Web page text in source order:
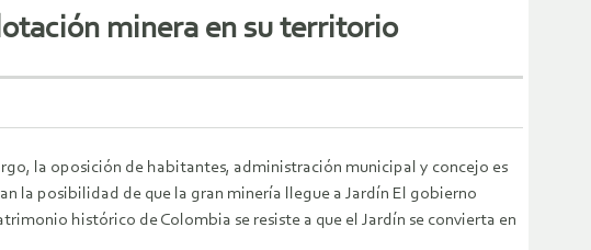
minera en su territorio
la oposición de habitantes, administración municipal y concejo es
la posibilidad de que la gran minería llegue a Jardín El gobierno
histórico de Colombia se resiste a que el Jardín se convierta en